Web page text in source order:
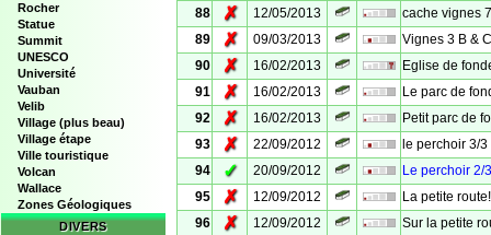
Rocher
Statue
Summit
UNESCO
Université
Vauban
Velib
Village (plus beau)
Village étape
Ville touristique
Volcan
Wallace
Zones Géologiques
DIVERS
88
✗ 12/05/2013
cache vignes 7
89
✗ 09/03/2013
Vignes 3 B &
90
✗ 16/02/2013
Eglise de
91
✗ 16/02/2013
Le parc de
92
✗ 16/02/2013
Petit parc de
93
✗ 22/09/2012
le perchoir 3/
94
✓ 20/09/2012
Le perchoir 2/3
95
✗ 12/09/2012
La petite
96
✗ 12/09/2012
Sur la petite